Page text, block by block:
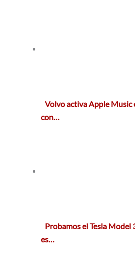
Volvo activa Apple Music
con…
Probamos el Tesla Model
es…